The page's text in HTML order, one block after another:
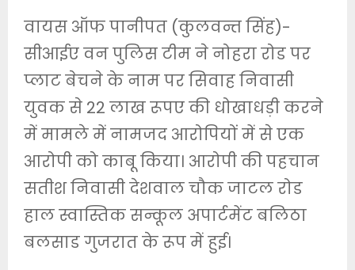
वायस ऑफ पानीपत (कुलवन्त सिंह)-
सीआईए वन पुलिस टीम ने नोहरा रोड पर
प्लाट बेचने के नाम पर सिवाह निवासी
युवक से 22 लाख रूपए की धोखाधड़ी करने
में मामले में नामजद आरोपियों में से एक
आरोपी को काबू किया। आरोपी की पहचान
सतीश निवासी देशवाल चौक जाटल रोड
हाल स्वास्तिक सन्कूल अपार्टमेंट बलिठा
बलसाड गुजरात के रूप में हुई।